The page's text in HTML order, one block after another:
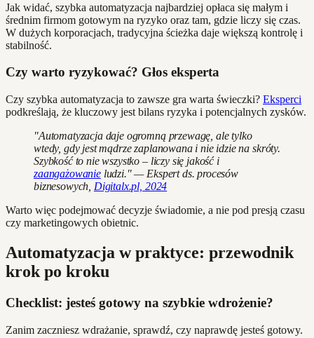
Jak widać, szybka automatyzacja najbardziej opłaca się małym i
średnim firmom gotowym na ryzyko oraz tam, gdzie liczy się czas.
W dużych korporacjach, tradycyjna ścieżka daje większą kontrolę i
stabilność.
Czy warto ryzykować? Głos eksperta
Czy szybka automatyzacja to zawsze gra warta świeczki? Eksperci
podkreślają, że kluczowy jest bilans ryzyka i potencjalnych zysków.
"Automatyzacja daje ogromną przewagę, ale tylko
wtedy, gdy jest mądrze zaplanowana i nie idzie na skróty.
Szybkość to nie wszystko – liczy się jakość i
zaangażowanieludzi." — Ekspert ds. procesów
biznesowych, Digitalx.pl, 2024
Warto więc podejmować decyzje świadomie, a nie pod presją czasu
czy marketingowych obietnic.
Automatyzacja w praktyce: przewodnik
krok po kroku
Checklist: jesteś gotowy na szybkie wdrożenie?
Zanim zaczniesz wdrażanie, sprawdź, czy naprawdę jesteś gotowy.